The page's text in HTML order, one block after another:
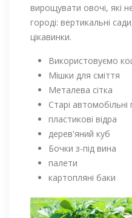
вирощувати овочі, які
городі: вертикальні
цікавинки.
Використовуємо
Мішки для сміття
Металева сітка
Старі
пластикові відра
дерев'яний куб
Бочки з-під вина
палети
картопляні баки